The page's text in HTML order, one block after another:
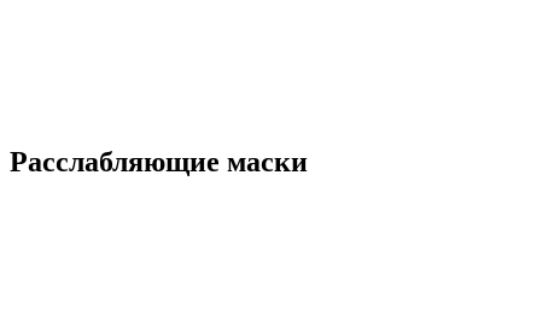
Расслабляющие маски